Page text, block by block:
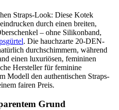
Straps-Look: Diese Kotek
durch einen breiten,
– ohne Silikonband,
. Die hauchzarte 20-DEN-
durchschimmern, während
einen luxuriösen, femininen
Hersteller für feminine
Modell den authentischen Straps-
fairen Preis.
Grund